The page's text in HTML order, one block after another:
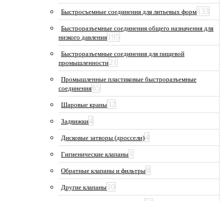
Быстросъемные соединения для литьевых форм 133
Быстроразъемные соединения общего назначения для
низкого давления 195
Быстроразъемные соединения для пищевой
промышленности21
Промышленные пластиковые быстроразъемные
соединения65
Шаровые краны32
Задвижки4
Дисковые затворы (дроссели)4
Гигиенические клапаны 1
Обратные клапаны и фильтры8
Другие клапаны 10